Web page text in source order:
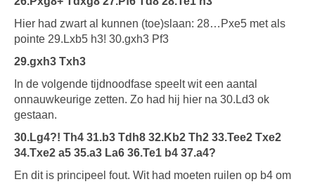
Hier had zwart al kunnen (toe)slaan: 28…Pxe5 met als
pointe 29.Lxb5 h3! 30.gxh3 Pf3
29.gxh3 Txh3
In de volgende tijdnoodfase speelt wit een aantal
onnauwkeurige zetten. Zo had hij hier na 30.Ld3 ok
gestaan.
30.Lg4?! Th4 31.b3 Tdh8 32.Kb2 Th2 33.Tee2 Txe2
34.Txe2 a5 35.a3 La6 36.Te1 b4 37.a4?
En dit is principeel fout. Wit had moeten ruilen op b4 om